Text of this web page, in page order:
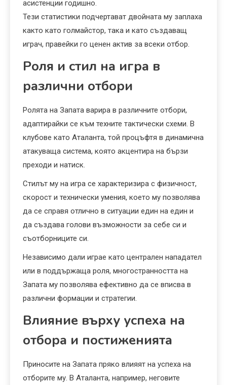
асистенции годишно.
Тези статистики подчертават двойната му заплаха
както като голмайстор, така и като създаващ
играч, правейки го ценен актив за всеки отбор.
Роля и стил на игра в
различни отбори
Ролята на Запата варира в различните отбори,
адаптирайки се към техните тактически схеми. В
клубове като Аталанта, той процъфтя в динамична
атакуваща система, която акцентира на бързи
преходи и натиск.
Стилът му на игра се характеризира с физичност,
скорост и технически умения, което му позволява
да се справя отлично в ситуации един на един и
да създава голови възможности за себе си и
съотборниците си.
Независимо дали играе като централен нападател
или в поддържаща роля, многостранността на
Запата му позволява ефективно да се вписва в
различни формации и стратегии.
Влияние върху успеха на
отбора и постиженията
Приносите на Запата пряко влияят на успеха на
отборите му. В Аталанта, например, неговите